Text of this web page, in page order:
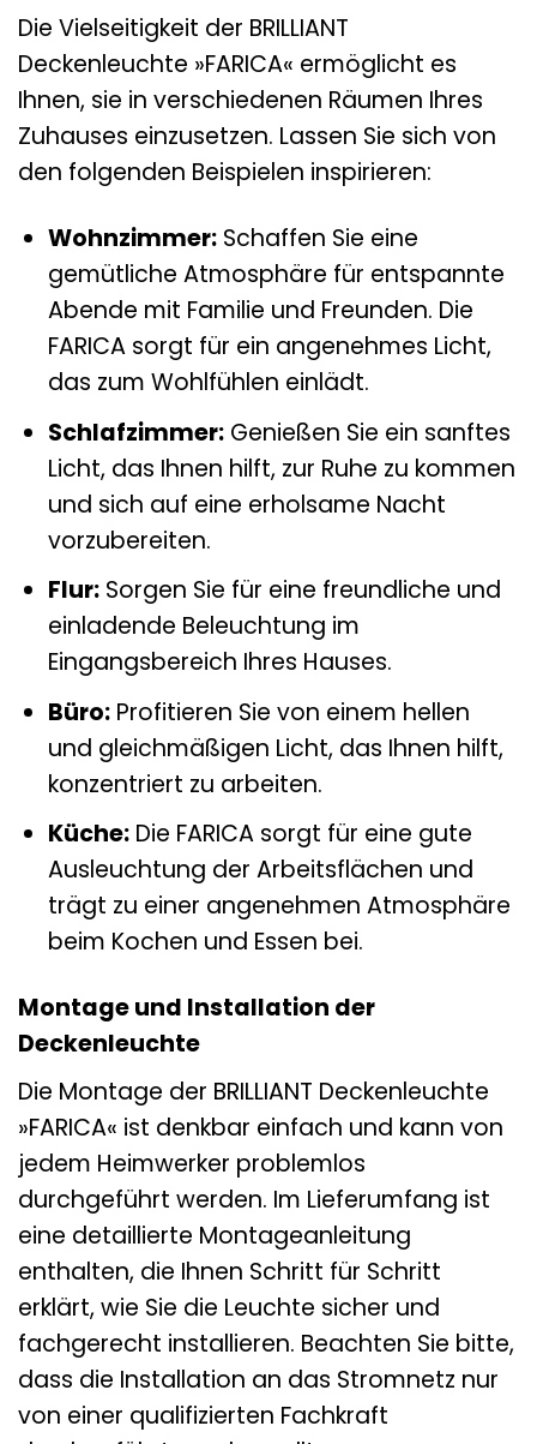
Die Vielseitigkeit der BRILLIANT
Deckenleuchte »FARICA« ermöglicht es
Ihnen, sie in verschiedenen Räumen Ihres
Zuhauses einzusetzen. Lassen Sie sich von
den folgenden Beispielen inspirieren:
Wohnzimmer:Schaffen Sie eine
gemütliche Atmosphäre für entspannte
Abende mit Familie und Freunden. Die
FARICA sorgt für ein angenehmes Licht,
das zum Wohlfühlen einlädt.
Schlafzimmer:Genießen Sie ein sanftes
Licht, das Ihnen hilft, zur Ruhe zu kommen
und sich auf eine erholsame Nacht
vorzubereiten.
Flur:Sorgen Sie für eine freundliche und
einladende Beleuchtung im
Eingangsbereich Ihres Hauses.
Büro:Profitieren Sie von einem hellen
und gleichmäßigen Licht, das Ihnen hilft,
konzentriert zu arbeiten.
Küche:Die FARICA sorgt für eine gute
Ausleuchtung der Arbeitsflächen und
trägt zu einer angenehmen Atmosphäre
beim Kochen und Essen bei.
Montage und Installation der
Deckenleuchte
Die Montage der BRILLIANT Deckenleuchte
»FARICA« ist denkbar einfach und kann von
jedem Heimwerker problemlos
durchgeführt werden. Im Lieferumfang ist
eine detaillierte Montageanleitung
enthalten, die Ihnen Schritt für Schritt
erklärt, wie Sie die Leuchte sicher und
fachgerecht installieren. Beachten Sie bitte,
dass die Installation an das Stromnetz nur
von einer qualifizierten Fachkraft